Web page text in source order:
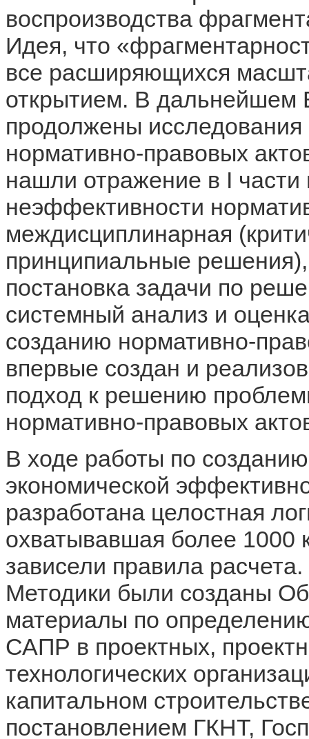
воспроизводства
Идея, что
все расширяющихся
открытием. В
продолжены
нормативно-правовых
нашли отражение в I
неэффективности
междисциплинарная
принципиальные
постановка задачи по
системный анализ и
созданию нормативно-
впервые создан и
подход к решению
нормативно-правовых
В ходе работы по
экономической
разработана целостная
охватывавшая более 1000
зависели правила
Методики были созданы
материалы по
САПР в проектных,
технологических
капитальном
постановлением ГКНТ,